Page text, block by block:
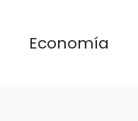
Economía